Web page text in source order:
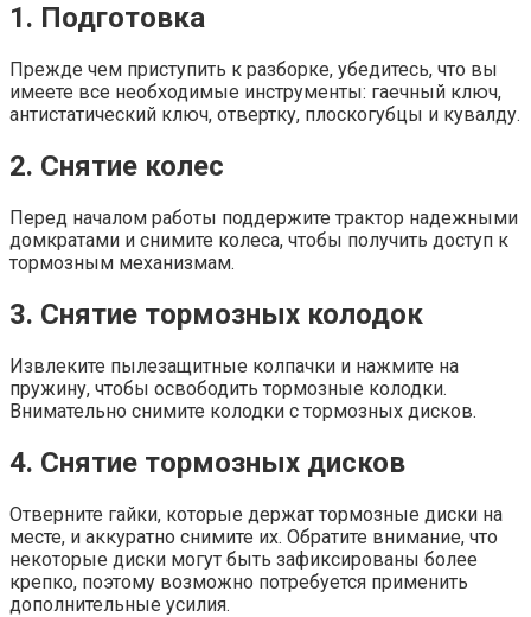
1. Подготовка
Прежде чем приступить к разборке, убедитесь, что вы
имеете все необходимые инструменты: гаечный ключ,
антистатический ключ, отвертку, плоскогубцы и кувалду.
2. Снятие колес
Перед началом работы поддержите трактор надежными
домкратами и снимите колеса, чтобы получить доступ к
тормозным механизмам.
3. Снятие тормозных колодок
Извлеките пылезащитные колпачки и нажмите на
пружину, чтобы освободить тормозные колодки.
Внимательно снимите колодки с тормозных дисков.
4. Снятие тормозных дисков
Отверните гайки, которые держат тормозные диски на
месте, и аккуратно снимите их. Обратите внимание, что
некоторые диски могут быть зафиксированы более
крепко, поэтому возможно потребуется применить
дополнительные усилия.